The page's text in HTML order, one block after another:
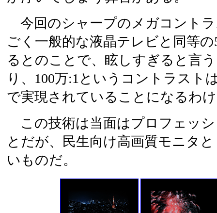
今回のシャープのメガコント
ごく一般的な液晶テレビと同等の
るとのことで、眩しすぎると言
り、100万:1というコントラスト
で実現されていることになるわ
この技術は当面はプロフェッ
とだが、民生向け高画質モニタ
いものだ。